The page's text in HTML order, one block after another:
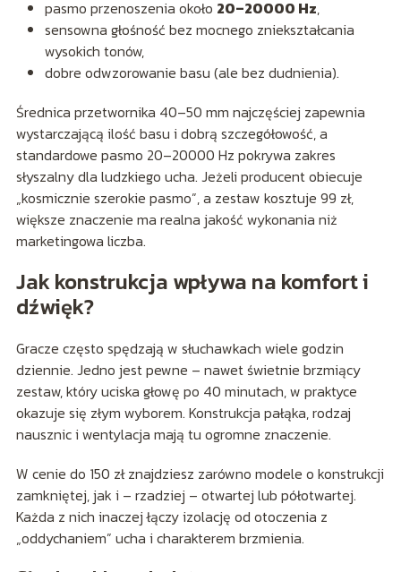
pasmo przenoszenia około 20–20000 Hz,
sensowna głośność bez mocnego zniekształcania
wysokich tonów,
dobre odwzorowanie basu (ale bez dudnienia).
Średnica przetwornika 40–50 mm najczęściej zapewnia
wystarczającą ilość basu i dobrą szczegółowość, a
standardowe pasmo 20–20000 Hz pokrywa zakres
słyszalny dla ludzkiego ucha. Jeżeli producent obiecuje
„kosmicznie szerokie pasmo”, a zestaw kosztuje 99 zł,
większe znaczenie ma realna jakość wykonania niż
marketingowa liczba.
Jak konstrukcja wpływa na komfort i
dźwięk?
Gracze często spędzają w słuchawkach wiele godzin
dziennie. Jedno jest pewne – nawet świetnie brzmiący
zestaw, który uciska głowę po 40 minutach, w praktyce
okazuje się złym wyborem. Konstrukcja pałąka, rodzaj
nausznic i wentylacja mają tu ogromne znaczenie.
W cenie do 150 zł znajdziesz zarówno modele o konstrukcji
zamkniętej, jak i – rzadziej – otwartej lub półotwartej.
Każda z nich inaczej łączy izolację od otoczenia z
„oddychaniem” ucha i charakterem brzmienia.